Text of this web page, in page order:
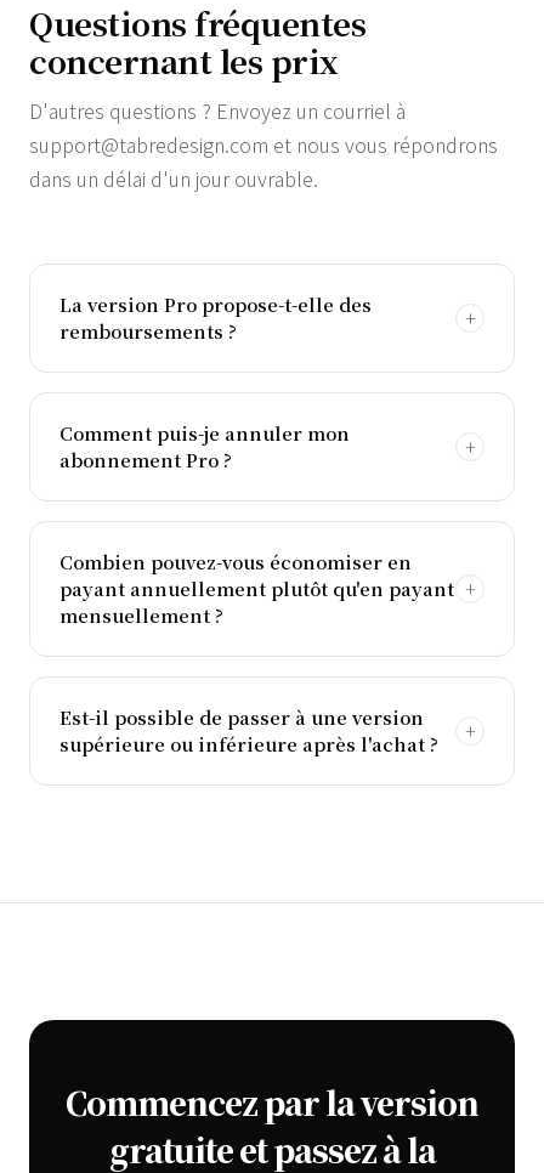
Questions fréquentes
concernant les prix
D'autres questions ? Envoyez un courriel à
support@tabredesign.com et nous vous répondrons
dans un délai d'un jour ouvrable.
La version Pro propose-t-elle des
remboursements ?
Comment puis-je annuler mon
abonnement Pro ?
Combien pouvez-vous économiser en
payant annuellement plutôt qu'en payant
mensuellement ?
Est-il possible de passer à une version
supérieure ou inférieure après l'achat ?
Commencez par la version
gratuite et passez à la